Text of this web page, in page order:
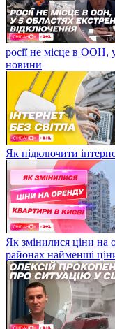
росії не місце в ООН,
новини
Як підключити
Як змінилися ціни на
районах найменші